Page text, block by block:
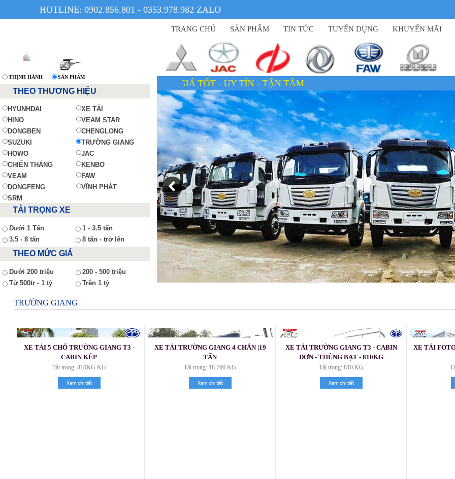
HOTLINE: 0902.856.801 - 0353.978.982 ZALO
TRANG CHỦ SẢN PHẨM TIN TỨC TUYỂN DỤNG KHUYẾN MÃI
XE CÓ SẴN - GIÁ TỐT - UY TÍN - TẬN TÂM
THỊNH HÀNH SẢN PHẨM
THEO THƯƠNG HIỆU
HYUNHDAI
XE TẢI
HINO
VEAM STAR
DONGBEN
CHENGLONG
SUZUKI
TRƯỜNG GIANG
HOWO
JAC
CHIẾN THẮNG
KENBO
VEAM
FAW
DONGFENG
VĨNH PHÁT
SRM
TẢI TRỌNG XE
Dưới 1 Tấn
1 - 3.5 tấn
3.5 - 8 tấn
8 tấn - trở lên
THEO MỨC GIÁ
Dưới 200 triệu
200 - 500 triệu
Từ 500tr - 1 tỷ
Trên 1 tỷ
TRƯỜNG GIANG
XE TẢI 5 CHỔ TRƯỜNG GIANG T3 -
CABIN KÉP
Tải trọng: 810KG KG
Xem chi tiết
XE TẢI TRƯỜNG GIANG 4 CHÂN |19
TẤN
Tải trọng: 18.700 KG
Xem chi tiết
XE TẢI TRƯỜNG GIANG T3 - CABIN
ĐƠN - THÙNG BẠT - 810KG
Tải trọng: 810 KG
Xem chi tiết
XE TẢI